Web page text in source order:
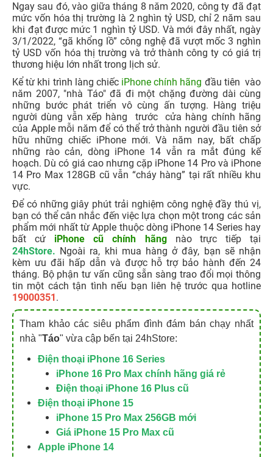
Ngay sau đó, vào giữa tháng 8 năm 2020, công ty đã đạt
mức vốn hóa thị trường là 2 nghìn tỷ USD, chỉ 2 năm sau
khi đạt được mức 1 nghìn tỷ USD. Và mới đây nhất, ngày
3/1/2022, “gã khổng lồ” công nghệ đã vượt mốc 3 nghìn
tỷ USD vốn hóa thị trường và trở thành công ty có giá trị
thương hiệu lớn nhất trong lịch sử.
Kể từ khi trình làng chiếc iPhone chính hãng đầu tiên vào
năm 2007, "nhà Táo" đã đi một chặng đường dài cùng
những bước phát triển vô cùng ấn tượng. Hàng triệu
người dùng vẫn xếp hàng trước cửa hàng chính hãng
của Apple mỗi năm để có thể trở thành người đầu tiên sở
hữu những chiếc iPhone mới. Và năm nay, bất chấp
những rào cản, dòng iPhone 14 vẫn ra mắt đúng kế
hoạch. Dù có giá cao nhưng cặp iPhone 14 Pro và iPhone
14 Pro Max 128GB cũ vẫn “cháy hàng” tại rất nhiều khu
vực.
Để có những giây phút trải nghiệm công nghệ đầy thú vị,
bạn có thể cân nhắc đến việc lựa chọn một trong các sản
phẩm mới nhất từ Apple thuộc dòng iPhone 14 Series hay
bất cứ iPhone cũ chính hãng nào
trực tiếp tại
24hStore. Ngoài ra, khi mua hàng ở đây, bạn sẽ nhận
kèm ưu đãi hấp dẫn và được hỗ trợ bảo hành đến 24
tháng. Bộ phận tư vấn cũng sẵn sàng trao đổi mọi thông
tin một cách tận tình nếu bạn liên hệ trước qua hotline
19000351.
Tham khảo các siêu phẩm đình đám bán chạy nhất
nhà "Táo" vừa cập bến tại 24hStore:
Điện thoại iPhone 16 Series
iPhone 16 Pro Max chính hãng giá rẻ
Điện thoại iPhone 16 Plus cũ
Điện thoại iPhone 15
iPhone 15 Pro Max 256GB mới
Giá iPhone 15 Pro Max cũ
Apple iPhone 14